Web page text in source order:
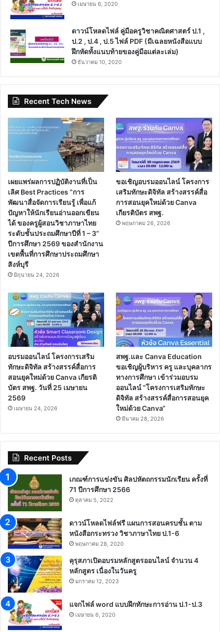
เมษายน 6, 2020
ดาวน์โหลดไฟล์ คู่มือครูวิชาคณิตศาสตร์ ป.1 ,
ป.2 , ป.4 , ป.5 ไฟล์ PDF (มีเฉลยหนังสือแบบ
ฝึกหัดทั้งแนบท้ายของคู่มือแต่ละเล่ม)
ธันวาคม 10, 2020
Recent Tech News
เผยแพร่ผลการปฏิบัติงานที่เป็น
เลิศ Best Practices “การ
พัฒนาสื่อจัดการเรียนรู้ เพื่อแก้
ปัญหาให้นักเรียนอ่านออกเขียน
ได้ ของครูผู้สอนวิชาภาษาไทย
ระดับชั้นประถมศึกษาปีที่ 1 – 3”
ปีการศึกษา 2569 ของสำนักงาน
เขตพื้นที่การศึกษาประถมศึกษา
สิงห์บุรี
มิถุนายน 24, 2026
ขอเชิญอบรมออนไลน์ โครงการ
เสริมทักษะดิจิทัล สร้างสรรค์สื่อ
การสอนยุคใหม่ด้วย Canva
เกียรติบัตร สพฐ.
พฤษภาคม 26, 2026
อบรมออนไลน์ โครงการเสริม
ทักษะดิจิทัล สร้างสรรค์สื่อการ
สอนยุคใหม่ด้วย Canva เกียรติ
บัตร สพฐ. วันที่ 25 เมษายน
2569
เมษายน 24, 2026
สพฐ.และ Canva Education
ขอเชิญผู้บริหาร ครู และบุคลากร
ทางการศึกษา เข้าร่วมอบรม
ออนไลน์ “โครงการเสริมทักษะ
ดิจิทัล สร้างสรรค์สื่อการสอนยุค
ใหม่ด้วย Canva“
มีนาคม 28, 2026
Recent Posts
เกณฑ์การแข่งขัน ศิลปหัตถกรรมนักเรียน ครั้งที่
71 ปีการศึกษา 2566
ตุลาคม 5, 2022
ดาวน์โหลดไฟล์ฟรี แผนการสอนครบชั้น ตาม
หนังสือกระทรวง วิชาภาษาไทย ป.1-6
พฤษภาคม 28, 2020
คุรุสภาเปิดอบรมหลักสูตรออนไลน์ จำนวน 4
หลักสูตร เนื่องในวันครู
มกราคม 12, 2023
แจกไฟล์ word แบบฝึกทักษะการอ่าน ป.1-ป.3
เมษายน 6, 2020